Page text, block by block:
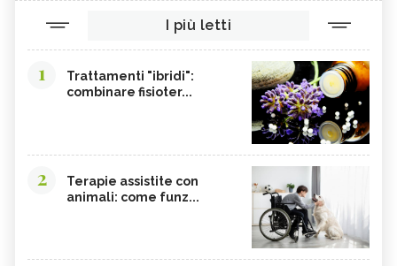
I più letti
1
Trattamenti "ibridi":
combinare fisioter...
2
Terapie assistite con
animali: come funz...